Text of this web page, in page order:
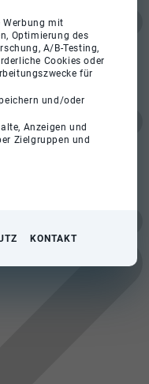
Werbung mit
Optimierung des
A/B-Testing,
Cookies oder
für
und/oder
Anzeigen und
Zielgruppen und
KONTAKT